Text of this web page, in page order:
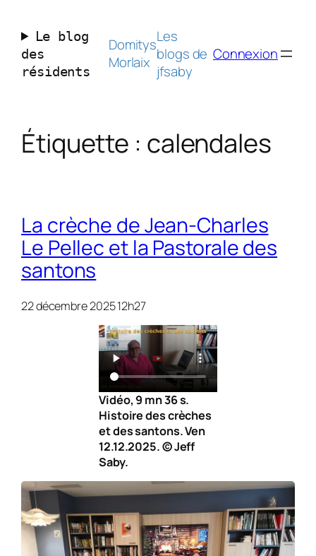
contenuLe blog
des
résidents
Domitys
Morlaix
Les
blogs de
jfsaby
Connexion
Étiquette : calendales
La crèche de Jean-Charles
Le Pellec et la Pastorale des
santons
22 décembre 2025 12h27
Vidéo, 9 mn 36 s.
Histoire des crèches
et des santons. Ven
12.12.2025. © Jeff
Saby.